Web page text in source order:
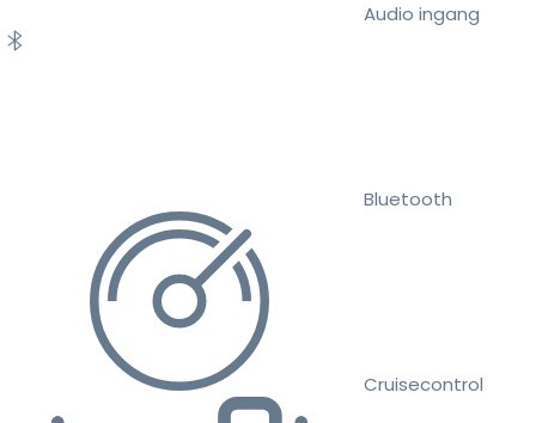
Audio ingang
Bluetooth
Cruisecontrol